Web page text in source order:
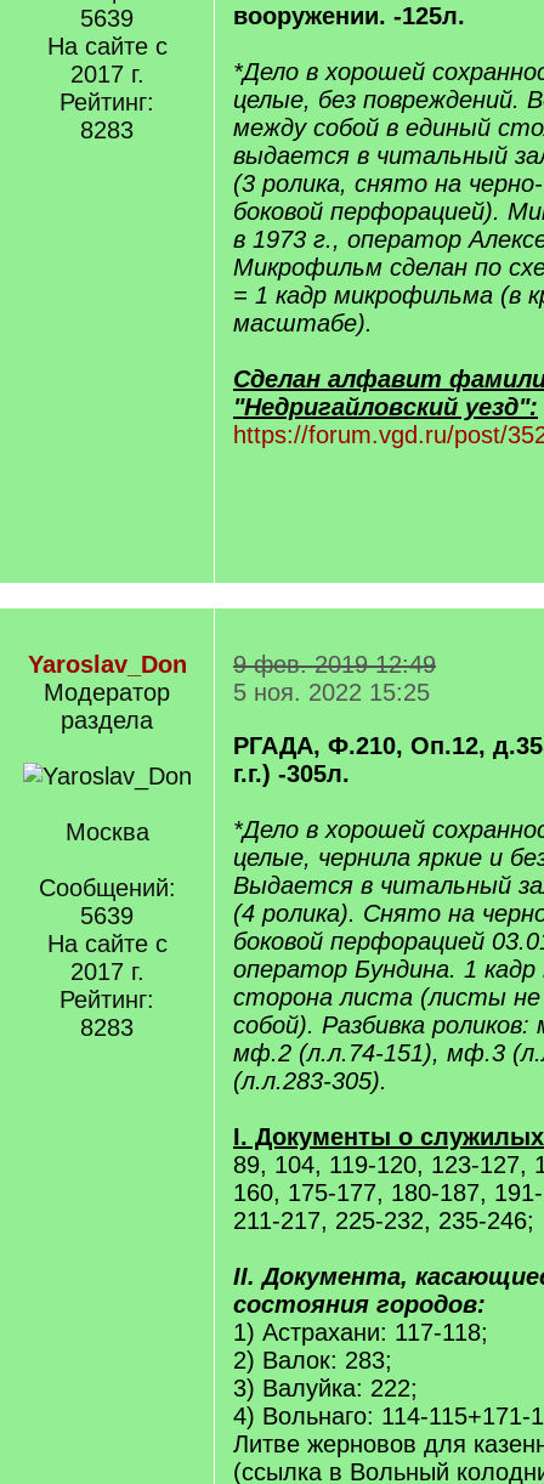
5639
На сайте с
2017 г.
Рейтинг:
8283
вооружении. -125л.
*Дело в хорошей
целые, без повреждений.
между собой в единый
выдается в читальный
(3 ролика, снято на
боковой перфорацией).
в 1973 г., оператор
Микрофильм сделан по
= 1 кадр микрофильма (в
масштабе).
Сделан алфавит
"Недригайловский уезд":
https://forum.vgd.ru/post/
Yaroslav_Don
Модератор
раздела
Москва
Сообщений:
5639
На сайте с
2017 г.
Рейтинг:
8283
9 фев. 2019 12:49
5 ноя. 2022 15:25
РГАДА, Ф.210, Оп.12,
г.г.) -305л.
*Дело в хорошей
целые, чернила яркие и
Выдается в читальный
(4 ролика). Снято на
боковой перфорацией
оператор Бундина. 1 кадр
сторона листа (листы
собой). Разбивка
мф.2 (л.л.74-151), мф.3
(л.л.283-305).
I. Документы о
89, 104, 119-120, 123-127,
160, 175-177, 180-187,
211-217, 225-232, 235-246;
II. Документа,
состояния городов:
1) Астрахани: 117-118;
2) Валок: 283;
3) Валуйка: 222;
4) Вольнаго: 114-115+171-
Литве жерновов для
(ссылка в Вольный